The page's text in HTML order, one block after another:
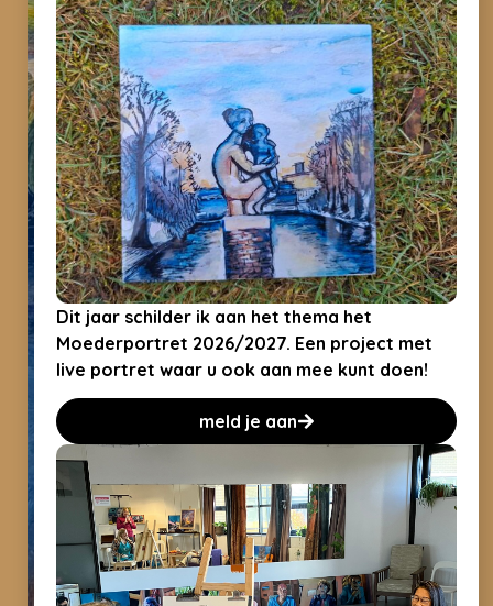
Dit jaar schilder ik aan het thema het
Moederportret 2026/2027. Een project met
live portret waar u ook aan mee kunt doen!
meld je aan